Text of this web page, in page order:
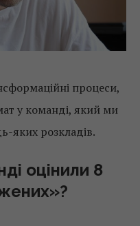
процеси,
у команді, який ми
яких розкладів.
оцінили 8